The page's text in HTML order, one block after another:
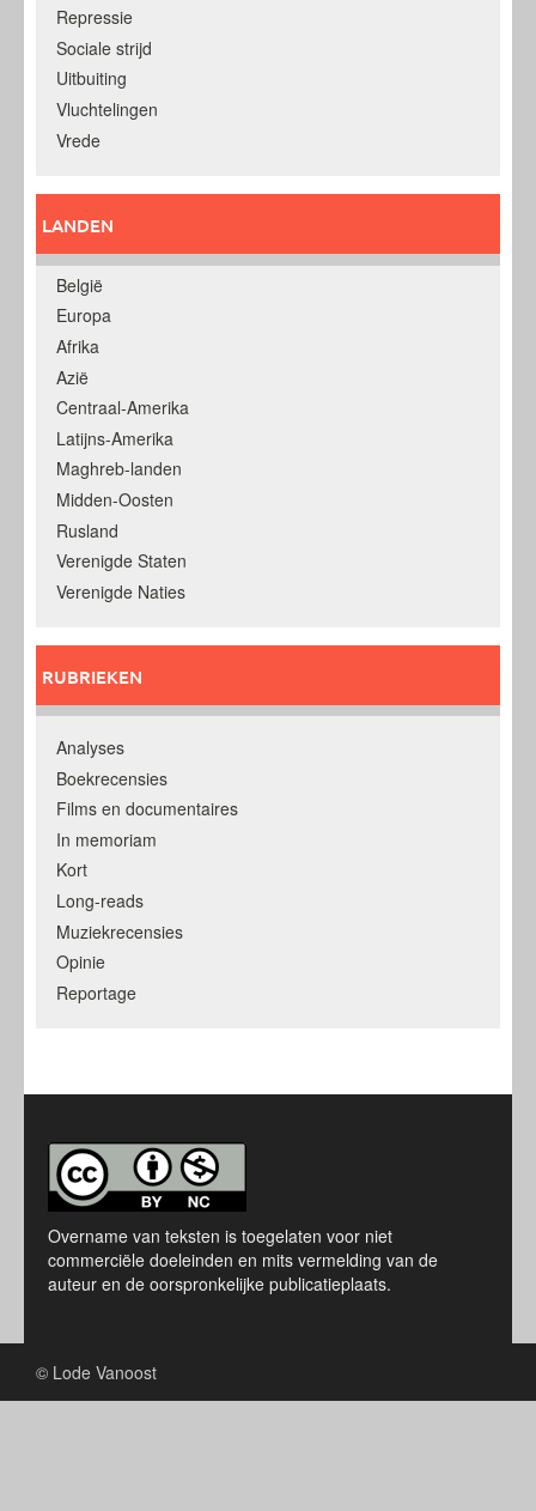
Repressie
Sociale strijd
Uitbuiting
Vluchtelingen
Vrede
LANDEN
België
Europa
Afrika
Azië
Centraal-Amerika
Latijns-Amerika
Maghreb-landen
Midden-Oosten
Rusland
Verenigde Staten
Verenigde Naties
RUBRIEKEN
Analyses
Boekrecensies
Films en documentaires
In memoriam
Kort
Long-reads
Muziekrecensies
Opinie
Reportage
Overname van teksten is toegelaten voor niet
commerciële doeleinden en mits vermelding van de
auteur en de oorspronkelijke publicatieplaats.
© Lode Vanoost